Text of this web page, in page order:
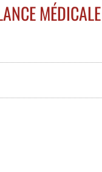
MÉDICALE